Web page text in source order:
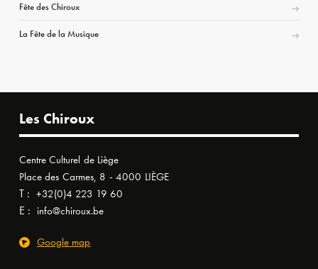
Fête des Chiroux
La Fête de la Musique
Les Chiroux
Centre Culturel de Liège
Place des Carmes, 8 - 4000 LIÈGE
T : +32(0)4 223 19 60
E : info@chiroux.be
Google map